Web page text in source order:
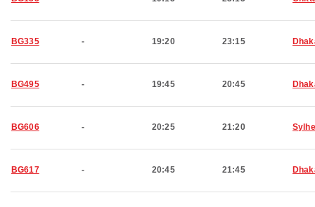
BG335 - 19:20 23:15
BG495 - 19:45 20:45
BG606 - 20:25 21:20
BG617 - 20:45 21:45